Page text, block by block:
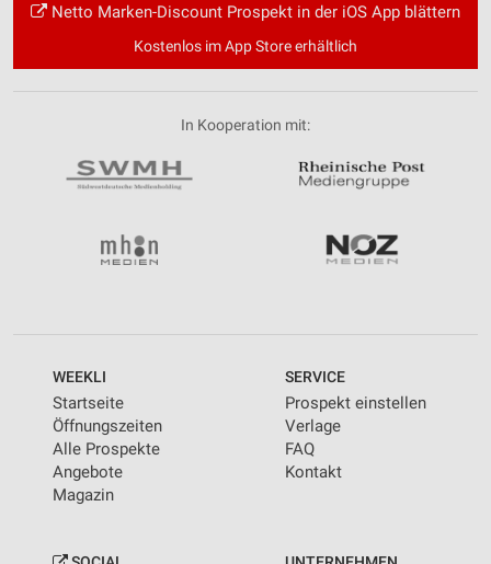
Netto Marken-Discount Prospekt in der iOS App blättern
Kostenlos im App Store erhältlich
In Kooperation mit:
WEEKLI
Startseite
Öffnungszeiten
Alle Prospekte
Angebote
Magazin
SERVICE
Prospekt einstellen
Verlage
FAQ
Kontakt